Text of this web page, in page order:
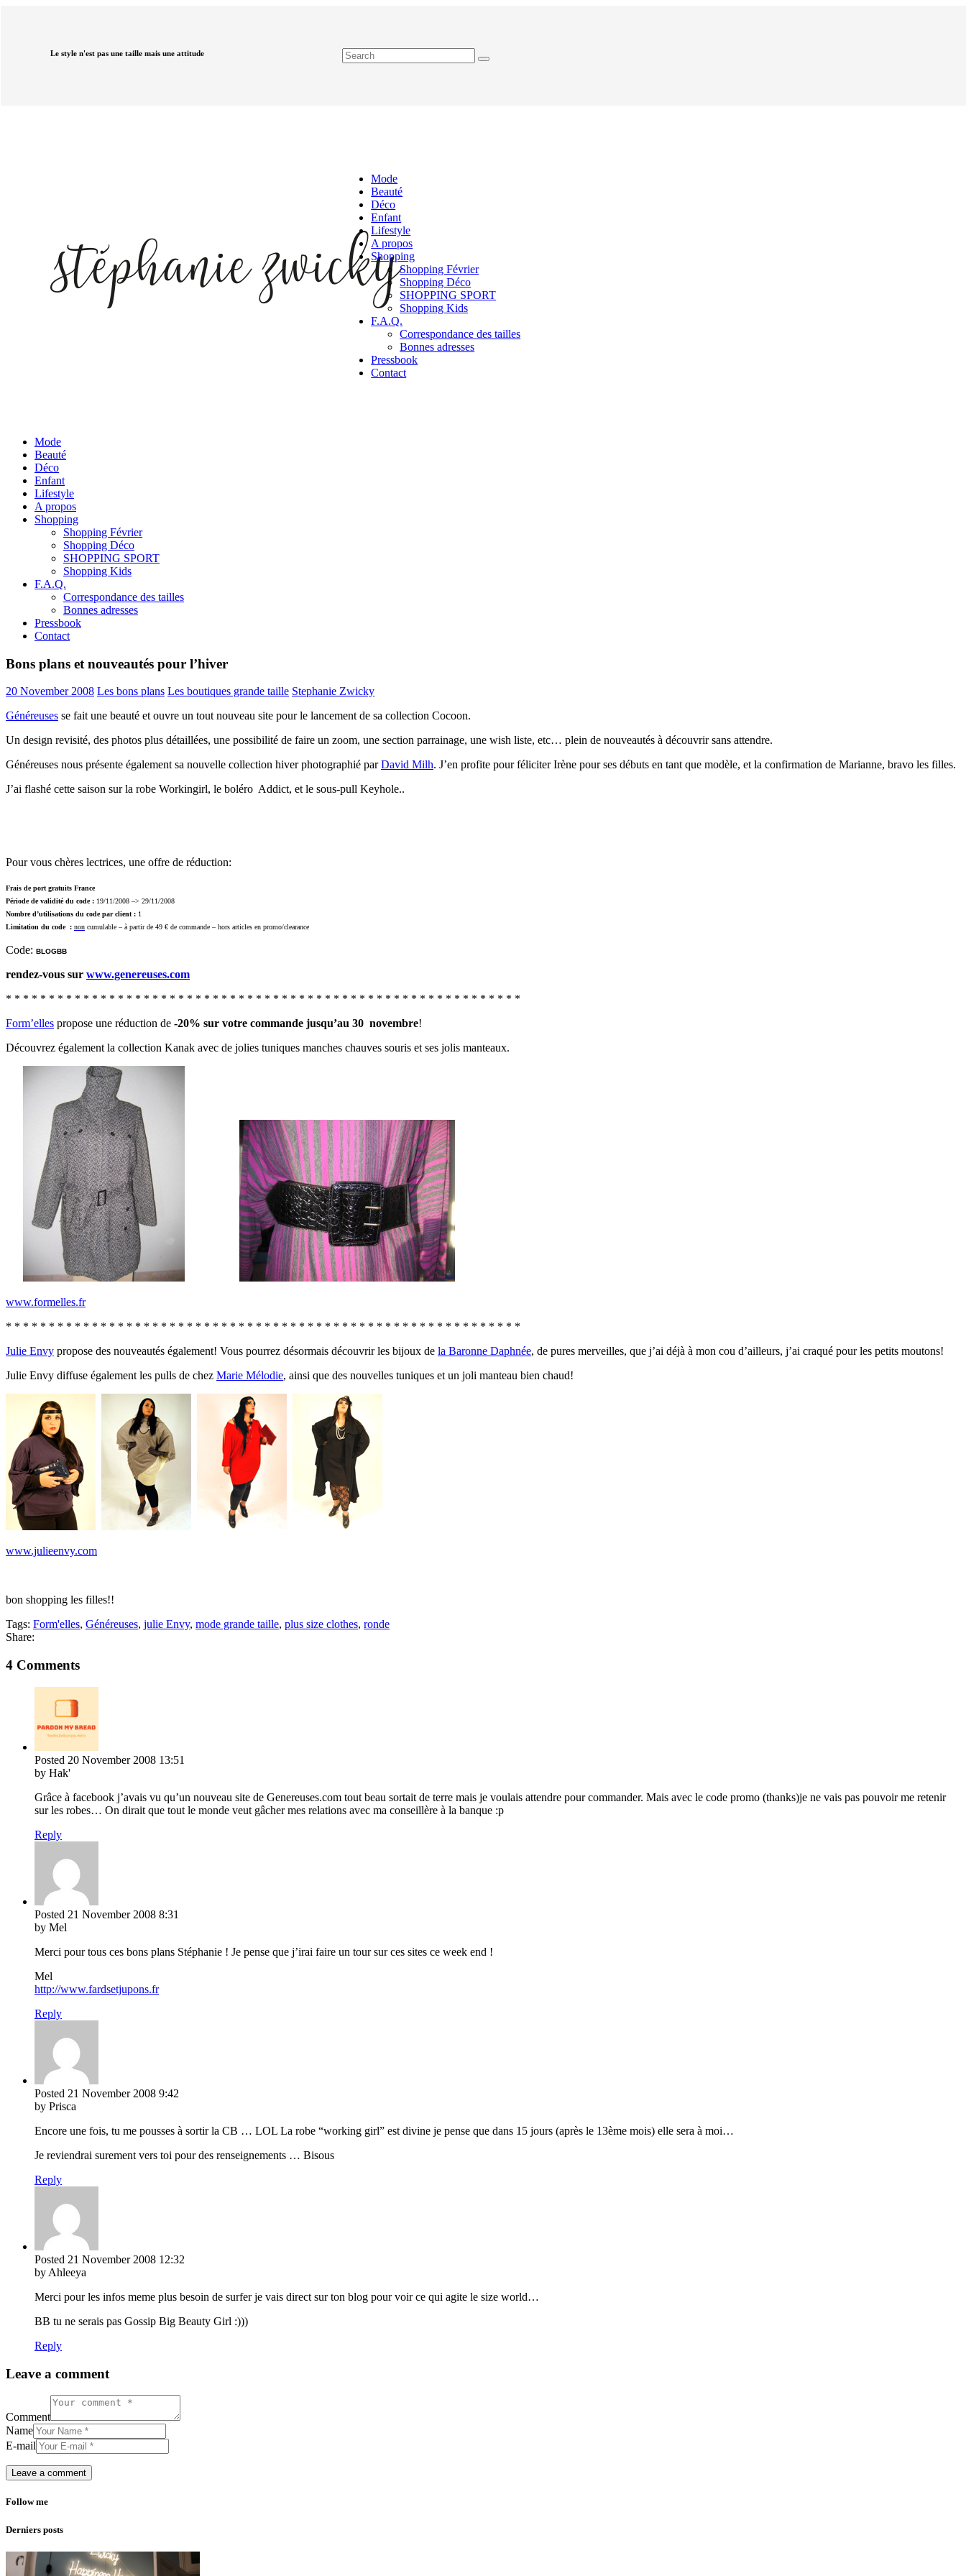
Le style n'est pas une taille mais une attitude
Mode
Beauté
Déco
Enfant
Lifestyle
A propos
Shopping
Shopping Février
Shopping Déco
SHOPPING SPORT
Shopping Kids
F.A.Q.
Correspondance des tailles
Bonnes adresses
Pressbook
Contact
Mode
Beauté
Déco
Enfant
Lifestyle
A propos
Shopping
Shopping Février
Shopping Déco
SHOPPING SPORT
Shopping Kids
F.A.Q.
Correspondance des tailles
Bonnes adresses
Pressbook
Contact
Bons plans et nouveautés pour l’hiver
20 November 2008 Les bons plans Les boutiques grande taille Stephanie Zwicky
Généreuses se fait une beauté et ouvre un tout nouveau site pour le lancement de sa collection Cocoon.
Un design revisité, des photos plus détaillées, une possibilité de faire un zoom, une section parrainage, une wish liste, etc… plein de nouveautés à découvrir sans attendre.
Généreuses nous présente également sa nouvelle collection hiver photographié parDavid Milh. J’en profite pour féliciter Irène pour ses débuts en tant que modèle, et la confirmation de Marianne, bravo les filles.
J’ai flashé cette saison sur la robe Workingirl, le boléro Addict, et le sous-pull Keyhole..
Pour vous chères lectrices, une offre de réduction:
Frais de port gratuits France
Période de validité du code : 19/11/2008 –> 29/11/2008
Nombre d’utilisations du code par client : 1
Limitation du code : non cumulable – à partir de 49 € de commande – hors articles en promo/clearance
Code: BLOGBB
rendez-vous sur www.genereuses.com
* * * * * * * * * * * * * * * * * * * * * * * * * * * * * * * * * * * * * * * * * * * * * * * * * * * * * * * * * * * *
Form’elles propose une réduction de -20% sur votre commande jusqu’au 30 novembre!
Découvrez également la collection Kanak avec de jolies tuniques manches chauves souris et ses jolis manteaux.
www.formelles.fr
* * * * * * * * * * * * * * * * * * * * * * * * * * * * * * * * * * * * * * * * * * * * * * * * * * * * * * * * * * * *
Julie Envy propose des nouveautés également! Vous pourrez désormais découvrir les bijoux de la Baronne Daphnée, de pures merveilles, que j’ai déjà à mon cou d’ailleurs, j’ai craqué pour les petits moutons!
Julie Envy diffuse également les pulls de chez Marie Mélodie, ainsi que des nouvelles tuniques et un joli manteau bien chaud!
www.julieenvy.com
bon shopping les filles!!
Tags: Form'elles, Généreuses, julie Envy, mode grande taille, plus size clothes, ronde
Share:
4 Comments
Posted 20 November 2008 13:51
by Hak'
Grâce à facebook j’avais vu qu’un nouveau site de Genereuses.com tout beau sortait de terre mais je voulais attendre pour commander. Mais avec le code promo (thanks)je ne vais pas pouvoir me retenir
sur les robes… On dirait que tout le monde veut gâcher mes relations avec ma conseillère à la banque :p
Reply
Posted 21 November 2008 8:31
by Mel
Merci pour tous ces bons plans Stéphanie ! Je pense que j’irai faire un tour sur ces sites ce week end !
Mel
http://www.fardsetjupons.fr
Reply
Posted 21 November 2008 9:42
by Prisca
Encore une fois, tu me pousses à sortir la CB … LOL La robe “working girl” est divine je pense que dans 15 jours (après le 13ème mois) elle sera à moi…
Je reviendrai surement vers toi pour des renseignements … Bisous
Reply
Posted 21 November 2008 12:32
by Ahleeya
Merci pour les infos meme plus besoin de surfer je vais direct sur ton blog pour voir ce qui agite le size world…
BB tu ne serais pas Gossip Big Beauty Girl :)))
Reply
Leave a comment
Comment
Name
E-mail
Follow me
Derniers posts